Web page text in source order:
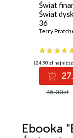
Świat
Świat
36
Terry
(24,90 zł
36.00zł
Ebooka